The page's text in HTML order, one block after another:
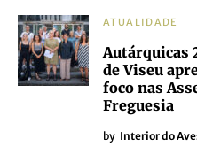
ATUALIDADE
Autárquicas
de Viseu
foco nas
Freguesia
by Interior do